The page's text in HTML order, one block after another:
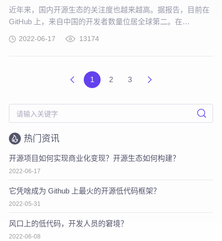
近年来，国内开源生态的关注度也越来越高。据报告，目前在
GitHub 上，来自中国的开发者数量位居全球第二。在
影，但值得注意的是，虽然国内开源项目多，但具有国际影响
2022-06-17 13174
1 2 3
热门资讯
开源项目如何实现商业化变现？开源生态如何构建？
2022-06-17
它凭啥成为 Github 上最火的开源低代码框架？
2022-05-31
风口上的低代码，开发人员的窘境？
2022-06-08